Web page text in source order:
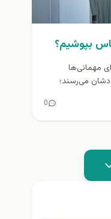
بپوشیم؟
مهمانی‌ها
می‌رسند؛
0